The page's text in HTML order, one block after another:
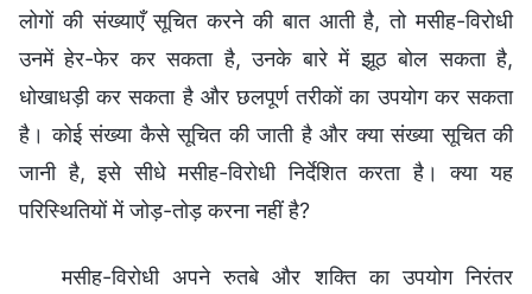
लोगों की संख्याएँ सूचित करने की बात आती है, तो मसीह-विरोधी
उनमें हेर-फेर कर सकता है, उनके बारे में झूठ बोल सकता है,
धोखाधड़ी कर सकता है और छलपूर्ण तरीकों का उपयोग कर सकता
है। कोई संख्या कैसे सूचित की जाती है और क्या संख्या सूचित की
जानी है, इसे सीधे मसीह-विरोधी निर्देशित करता है। क्या यह
परिस्थितियों में जोड़-तोड़ करना नहीं है?
मसीह-विरोधी अपने रुतबे और शक्ति का उपयोग निरंतर